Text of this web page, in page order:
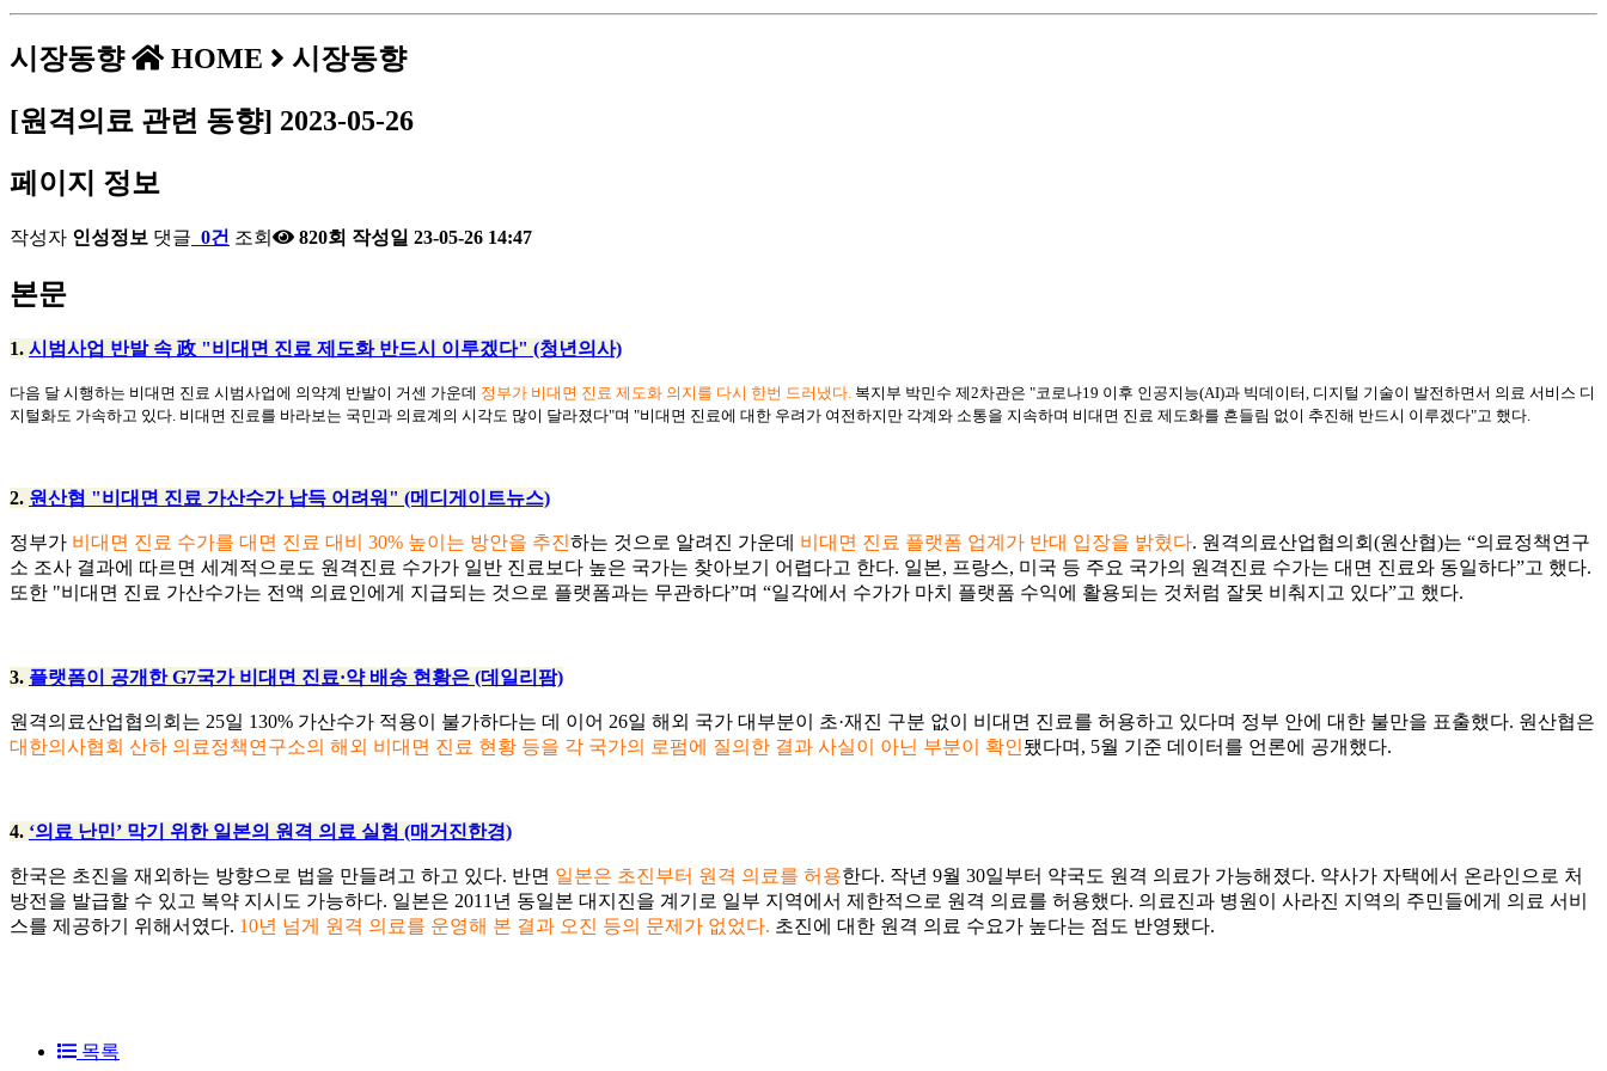
시장동향 HOME
시장동향
[원격의료 관련 동향] 2023-05-26
페이지 정보
작성자 인성정보 댓글 0건 조회 820회 작성일 23-05-26 14:47
본문
1. 시범사업 반발 속 政 "비대면 진료 제도화 반드시 이루겠다" (청년의사)
다음 달 시행하는 비대면 진료 시범사업에 의약계 반발이 거센 가운데 정부가 비대면 진료 제도화 의지를 다시 한번 드러냈 다 복지부 박민수 제2차관은 "코로나19 이후 인공지능(AI)과 빅데이터, 디지털 기술이 발전하면서 의료 서비스 디
지털화도 가속하고 있다. 비대면 진료를 바라보는 국민과 의료계의 시각도 많이 달라졌다"며 "비대면 진료에 대한 우려가 여전하지만 각계와 소통을 지속하며 비대면 진료 제도화를 흔들림 없이 추진해 반드시 이루겠다"고 했다.
2. 원산협 "비대면 진료 가산수가 납득 어려워" (메디게이트뉴스)
정부가 비대면 진료 수가를 대면 진료 대비 30% 높이는 방안을 추진하는 것으로 알려진 가운데 비대면 진료 플랫폼 업계가 반대 입장을 밝혔다. 원격의료산업협의회(원산협)는 “의료정책연구
소 조사 결과에 따르면 세계적으로도 원격진료 수가가 일반 진료보다 높은 국가는 찾아보기 어렵다고 한다. 일본, 프랑스, 미국 등 주요 국가의 원격진료 수가는 대면 진료와 동일하다”고 했다.
또한 "비대면 진료 가산수가는 전액 의료인에게 지급되는 것으로 플랫폼과는 무관하다”며 “일각에서 수가가 마치 플랫폼 수익에 활용되는 것처럼 잘못 비춰지고 있다”고 했다.
3. 플랫폼이 공개한 G7국가 비대면 진료·약 배송 현황은 (데일리팜)
원격의료산업협의회는 25일 130% 가산수가 적용이 불가하다는 데 이어 26일 해외 국가 대부분이 초·재진 구분 없이 비대면 진료를 허용하고 있다며 정부 안에 대한 불만을 표출했다. 원산협은
대한의사협회 산하 의료정책연구소의 해외 비대면 진료 현황 등을 각 국가의 로펌에 질의한 결과 사실이 아닌 부분이 확인됐다며, 5월 기준 데이터를 언론에 공개했다.
4. ‘의료 난민’ 막기 위한 일본의 원격 의료 실험 (매거진한경)
한국은 초진을 재외하는 방향으로 법을 만들려고 하고 있다. 반면 일본은 초진부터 원격 의료를 허용한다. 작년 9월 30일부터 약국도 원격 의료가 가능해졌다. 약사가 자택에서 온라인으로 처
방전을 발급할 수 있고 복약 지시도 가능하다. 일본은 2011년 동일본 대지진을 계기로 일부 지역에서 제한적으로 원격 의료를 허용했다. 의료진과 병원이 사라진 지역의 주민들에게 의료 서비
스를 제공하기 위해서였다. 10년 넘게 원격 의료를 운영해 본 결과 오진 등의 문제가 없었다. 초진에 대한 원격 의료 수요가 높다는 점도 반영됐다.
목록